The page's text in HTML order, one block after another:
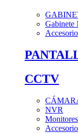
Gabinete
CCTV
NVR
Monitores